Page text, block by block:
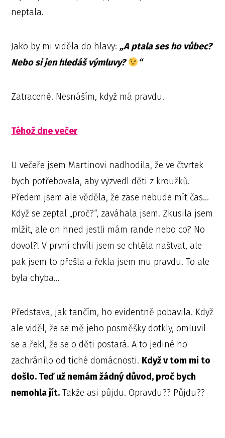
neptala.
Jako by mi viděla do hlavy: „A ptala ses ho vůbec?
Nebo si jen hledáš výmluvy?
“
Zatraceně! Nesnáším, když má pravdu.
Téhož dne večer
U večeře jsem Martinovi nadhodila, že ve čtvrtek
bych potřebovala, aby vyzvedl děti z kroužků.
Předem jsem ale věděla, že zase nebude mít čas…
Když se zeptal „proč?“, zaváhala jsem. Zkusila jsem
mlžit, ale on hned jestli mám rande nebo co? No
dovol?! V první chvíli jsem se chtěla naštvat, ale
pak jsem to přešla a řekla jsem mu pravdu. To ale
byla chyba…
Představa, jak tančím, ho evidentně pobavila. Když
ale viděl, že se mě jeho posměšky dotkly, omluvil
se a řekl, že se o děti postará. A to jediné ho
zachránilo od tiché domácnosti. Když v tom mi to
došlo. Teď už nemám žádný důvod, proč bych
nemohla jít. Takže asi půjdu. Opravdu?? Půjdu??